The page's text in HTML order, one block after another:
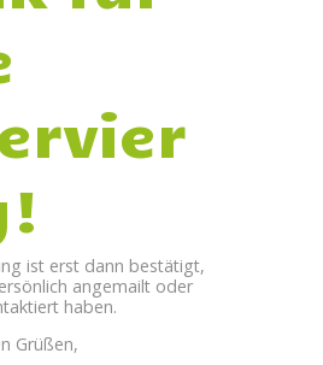
ist erst dann bestätigt,
angemailt oder
haben.
Grüßen,